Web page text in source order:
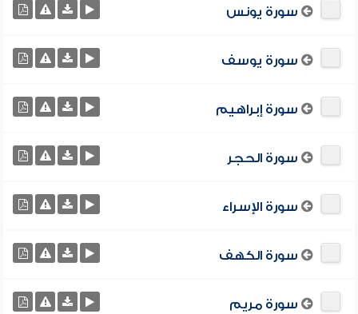
سورة يونس
سورة يوسف
سورة إبراهيم
سورة الحجر
سورة الإسراء
سورة الكهف
سورة مريم